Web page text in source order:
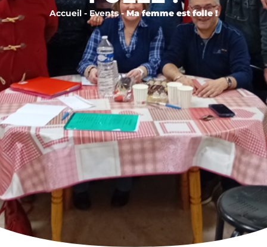
Accueil - Events-Ma femme est folle !